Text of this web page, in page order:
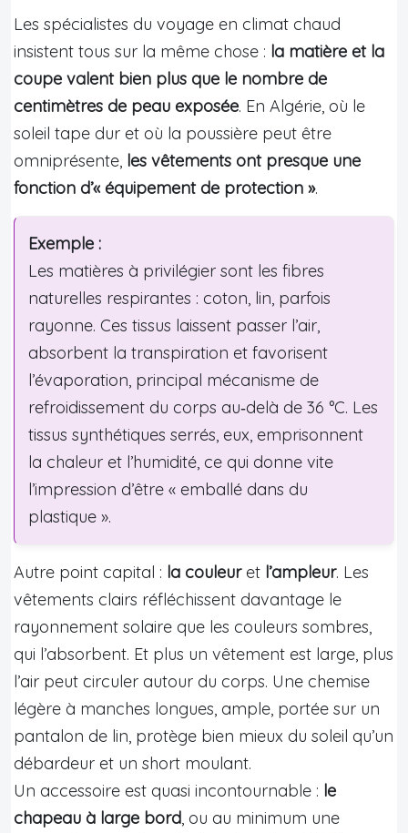
Les spécialistes du voyage en climat chaud
insistent tous sur la même chose : la matière et la
coupe valent bien plus que le nombre de
centimètres de peau exposée. En Algérie, où le
soleil tape dur et où la poussière peut être
omniprésente, les vêtements ont presque une
fonction d’« équipement de protection ».
Exemple :
Les matières à privilégier sont les fibres
naturelles respirantes : coton, lin, parfois
rayonne. Ces tissus laissent passer l’air,
absorbent la transpiration et favorisent
l’évaporation, principal mécanisme de
refroidissement du corps au‑delà de 36 °C. Les
tissus synthétiques serrés, eux, emprisonnent
la chaleur et l’humidité, ce qui donne vite
l’impression d’être « emballé dans du
plastique ».
Autre point capital : la couleuret l’ampleur. Les
vêtements clairs réfléchissent davantage le
rayonnement solaire que les couleurs sombres,
qui l’absorbent. Et plus un vêtement est large, plus
l’air peut circuler autour du corps. Une chemise
légère à manches longues, ample, portée sur un
pantalon de lin, protège bien mieux du soleil qu’un
débardeur et un short moulant.
Un accessoire est quasi incontournable : le
chapeau à large bord, ou au minimum une